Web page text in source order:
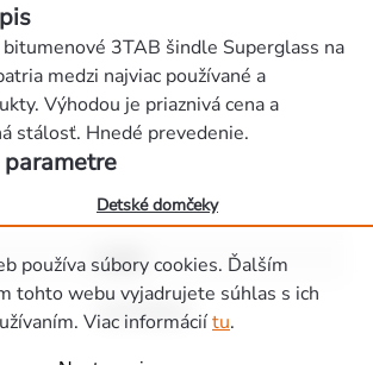
používa súbory cookies. Ďalším
tohto webu vyjadrujete súhlas s ich
Viac informáciítu.
3TAB šindle Superglass na
medzi najviac používané a
Výhodou je priaznivá cena a
stálosť. Hnedé prevedenie.
Detské domčeky
hnědá
3m2/1balení